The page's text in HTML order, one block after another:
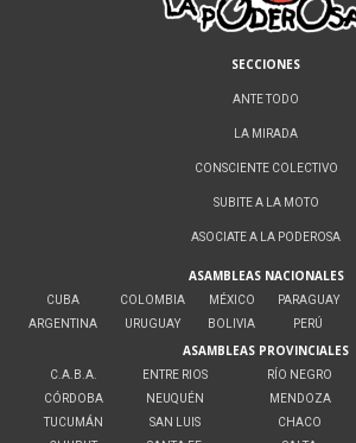
SECCIONES
ANTE TODO
LA MIRADA
CONSCIENTE COLECTIVO
SUBITE A LA MOTO
ASOCIATE A LA PODEROSA
ASAMBLEAS NACIONALES
CUBA
ARGENTINA
COLOMBIA
URUGUAY
MÉXICO
BOLIVIA
PARAGUAY
PERÚ
ASAMBLEAS PROVINCIALES
C.A.B.A.
CÓRDOBA
TUCUMÁN
ENTRE RIOS
NEUQUÉN
SAN LUIS
RÍO NEGRO
MENDOZA
CHACO